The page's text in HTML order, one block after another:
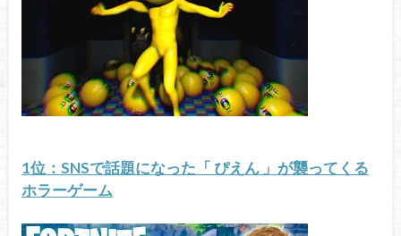
1位：SNSで話題になった「 ぴえん 」が襲ってくる
ホラーゲーム